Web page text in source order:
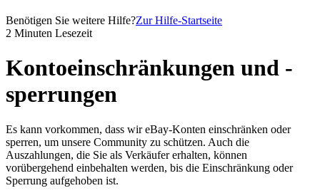
Benötigen Sie weitere Hilfe?Zur Hilfe-Startseite
2 Minuten Lesezeit
Kontoeinschränkungen und -
sperrungen
Es kann vorkommen, dass wir eBay-Konten einschränken oder
sperren, um unsere Community zu schützen. Auch die
Auszahlungen, die Sie als Verkäufer erhalten, können
vorübergehend einbehalten werden, bis die Einschränkung oder
Sperrung aufgehoben ist.